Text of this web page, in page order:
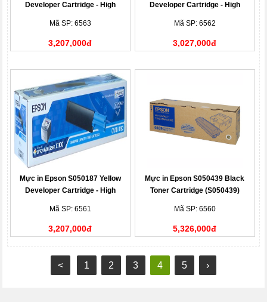
Developer Cartridge - High
Mã SP: 6563
3,207,000đ
Developer Cartridge - High
Mã SP: 6562
3,027,000đ
Mực in Epson S050187 Yellow
Developer Cartridge - High
Mã SP: 6561
3,207,000đ
Mực in Epson S050439 Black
Toner Cartridge (S050439)
Mã SP: 6560
5,326,000đ
< 1 2 3 4 5 ›